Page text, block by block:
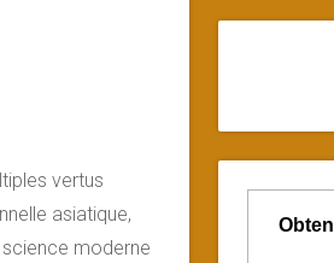
vertus
asiatique,
science moderne